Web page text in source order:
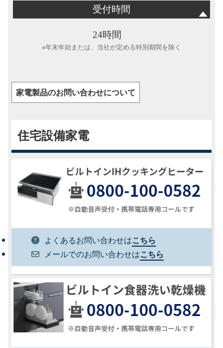
受付時間
24時間
※年末年始または、当社が定める特別期間を除く
家電製品のお問い合わせについて
住宅設備家電
よくあるお問い合わせはこちら
メールでのお問い合わせはこちら